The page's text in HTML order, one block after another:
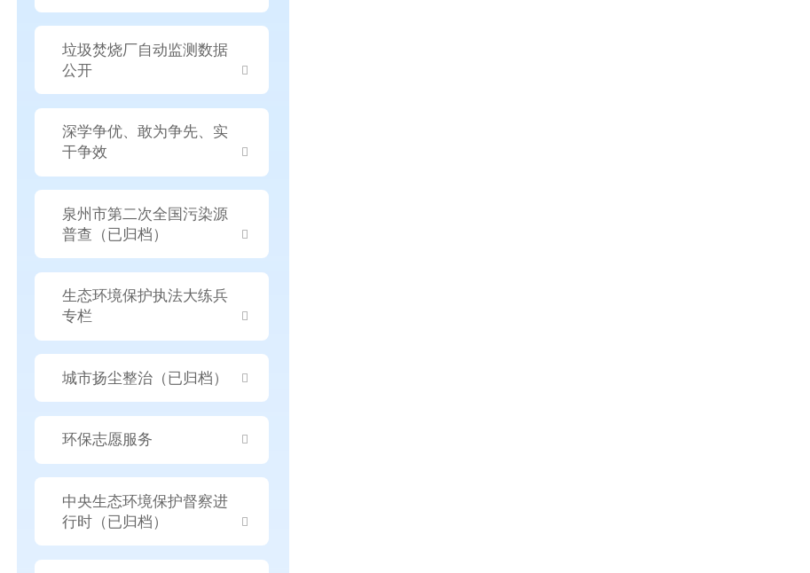
垃圾焚烧厂自动监测数据
公开
深学争优、敢为争先、实
干争效
泉州市第二次全国污染源
普查（已归档）
生态环境保护执法大练兵
专栏
城市扬尘整治（已归档）
环保志愿服务
中央生态环境保护督察进
行时（已归档）